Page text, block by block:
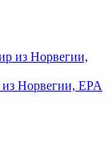
Норвегии, EPA